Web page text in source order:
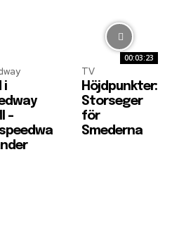
i
–
00:03:23
TV
Höjdpunkter:
Storseger
för
Smederna